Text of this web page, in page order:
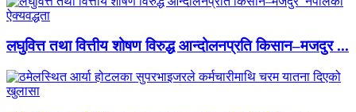
लघुवित्त तथा वित्तीय शोषण विरुद्ध आन्दोलनप्रति किसान–मजदुर ...